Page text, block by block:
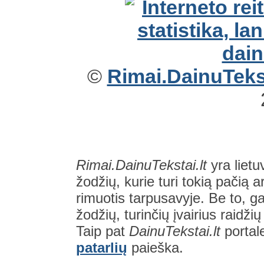
©
Rimai.DainuTekstai.ltyra
žodžių, kurie turi tokią pačią
rimuotis tarpusavyje. Be to,
žodžių, turinčių įvairius
Taip pat DainuTekstai.lt
patarlių paieška.